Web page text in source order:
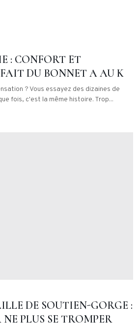
: CONFORT ET
DU BONNET A AU K
? Vous essayez des dizaines de
fois, c'est la même histoire. Trop...
DE SOUTIEN-GORGE :
PLUS SE TROMPER